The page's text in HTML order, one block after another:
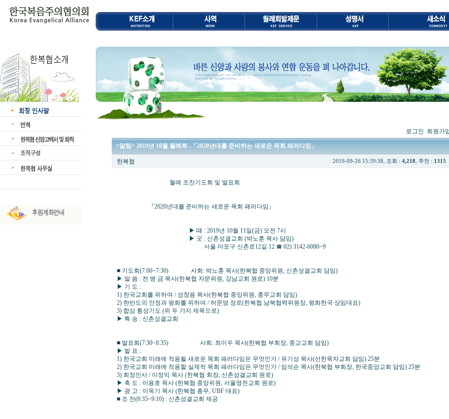
로그인 회원가
<알림> 2019년 10월 월례회 -「2020년대를 준비하는 새로운 목회 패러다임」
한복협 2019-09-26 15:39:38, 조회 : 4,218, 추천 : 1315
월례 조찬기도회 및 발표회
『2020년대를 준비하는 새로운 목회 패러다임』
▶ 때 : 2019년 10월 11일(금) 오전 7시
▶ 곳 : 신촌성결교회 (박노훈 목사 담임)
서울 마포구 신촌로12길 12 ☎ 02) 3142-6080~9
■ 기도회(7:00~7:30) 사회: 박노훈 목사(한복협 중앙위원, 신촌성결교회 담임)
▶ 말 씀 : 전 병 금 목사(한복협 자문위원, 강남교회 원로) 10분
▶ 기 도 :
1) 한국교회를 위하여 / 성창용 목사(한복협 중앙위원, 충무교회 담임)
2) 한반도의 안정과 평화를 위하여 / 허문영 장로(한복협 남북협력위원장, 평화한국 상임대표)
3) 합심 통성기도 (위 두 가지 제목으로)
▶ 특 송 : 신촌성결교회
■ 발표회(7:30~8:35) 사회: 최이우 목사(한복협 부회장, 종교교회 담임)
▶ 발 표 :
1) 한국교회 미래에 적용될 새로운 목회 패러다임은 무엇인가 / 유기성 목사(선한목자교회 담임) 25분
2) 한국교회 미래에 적용할 실제적 목회 패러다임은 무엇인가 / 임석순 목사(한복협 부회장, 한국중앙교회 담임) 25분
3) 회장인사 / 이정익 목사 (한복협 회장, 신촌성결교회 원로)
▶ 축 도 : 이용호 목사 (한복협 중앙위원, 서울영천교회 원로)
▶ 광 고 : 이옥기 목사 (한복협 총무, UBF 대표)
■ 조 찬(8:35~9:10) : 신촌성결교회 제공